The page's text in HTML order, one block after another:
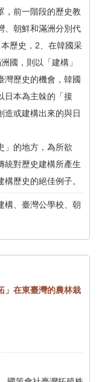
，前一階段的歷史教
、朝鮮和滿洲分別代
歷史，2、在韓國采
國，則以「建構」
灣歷史的機會，韓國
日本為主榦的「接
造或建構出來的與日
的地方，為所欲
統對歷史建構所產生
歷史的絕佳例子。
構、臺灣公學校、朝
」在東臺灣的農林栽